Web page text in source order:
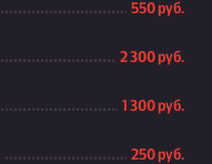
550 руб.
2 300 руб.
1 300 руб.
250 руб.